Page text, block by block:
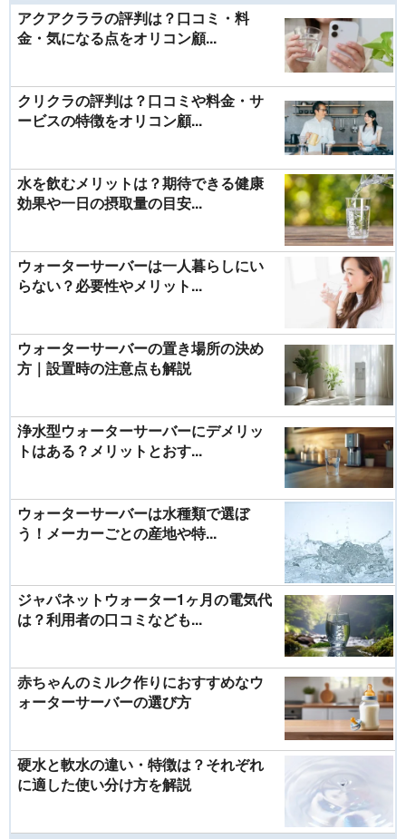
アクアクララの評判は？口コミ・料
金・気になる点をオリコン顧...
クリクラの評判は？口コミや料金・サ
ービスの特徴をオリコン顧...
水を飲むメリットは？期待できる健康
効果や一日の摂取量の目安...
ウォーターサーバーは一人暮らしにい
らない？必要性やメリット...
ウォーターサーバーの置き場所の決め
方｜設置時の注意点も解説
浄水型ウォーターサーバーにデメリッ
トはある？メリットとおす...
ウォーターサーバーは水種類で選ぼ
う！メーカーごとの産地や特...
ジャパネットウォーター1ヶ月の電気代
は？利用者の口コミなども...
赤ちゃんのミルク作りにおすすめなウ
ォーターサーバーの選び方
硬水と軟水の違い・特徴は？それぞれ
に適した使い分け方を解説